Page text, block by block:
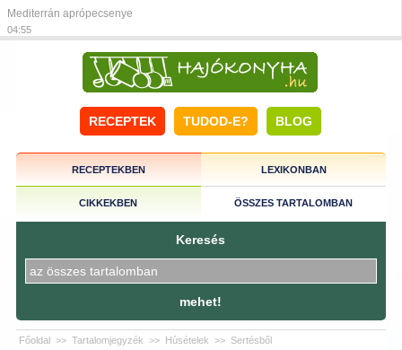
Mediterrán aprópecsenye
04:55
RECEPTEK TUDOD-E? BLOG
RECEPTEKBEN LEXIKONBAN
CIKKEKBEN ÖSSZES TARTALOMBAN
Keresés
mehet!
Főoldal >> Tartalomjegyzék >> Húsételek >> Sertésből